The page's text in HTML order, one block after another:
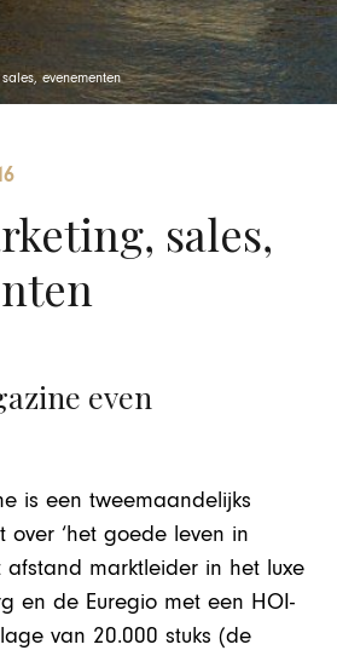
evenementen
sales,
even
is een tweemaandelijks
‘het goede leven in
afstand marktleider in het luxe
en de Euregio met een HOI-
van 20.000 stuks (de